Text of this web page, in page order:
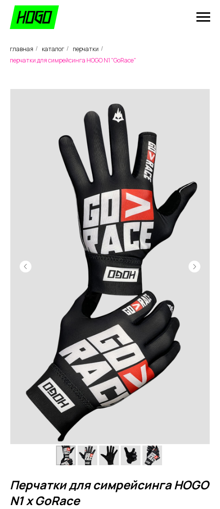
главная / каталог / перчатки /
перчатки для симрейсинга HOGO N1 "GoRace"
Перчатки для симрейсинга HOGO
N1 x GoRace